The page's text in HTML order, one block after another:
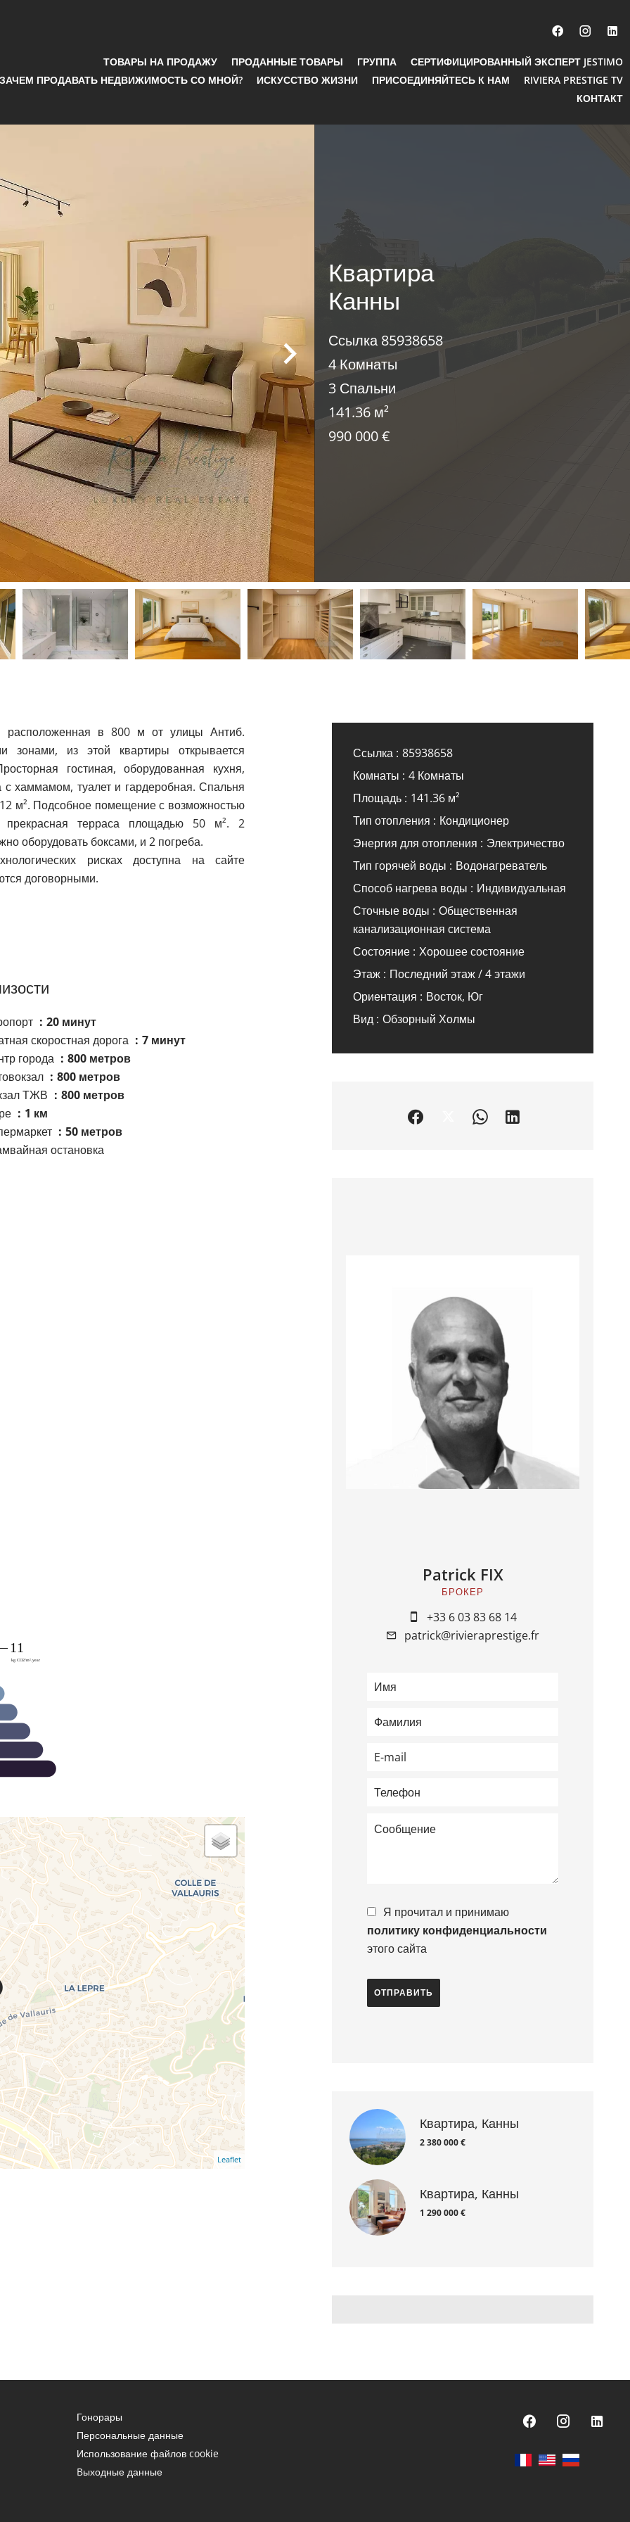
ТОВАРЫ НА ПРОДАЖУ ПРОДАННЫЕ ТОВАРЫ ГРУППА
СЕРТИФИЦИРОВАННЫЙ ЭКСПЕРТ JESTIMO
ЗАЧЕМ ПРОДАВАТЬ НЕДВИЖИМОСТЬ СО МНОЙ?
ИСКУССТВО ЖИЗНИ ПРИСОЕДИНЯЙТЕСЬ К НАМ
RIVIERA PRESTIGE TV
КОНТАКТ
Квартира
Канны
Ссылка 85938658
4 Комнаты
3 Спальни
141.36 м²
990 000 €
расположенная в 800 м от улицы Антиб.
зонами, из этой квартиры открывается
гостиная, оборудованная кухня,
хаммамом, туалет и гардеробная. Спальня
м². Подсобное помещение с возможностью
прекрасная терраса площадью 50 м². 2
оборудовать боксами, и 2 погреба.
рисках доступна на сайте
договорными.
20 минут
скоростная дорога
7 минут
города
800 метров
800 метров
ТЖВ
800 метров
1 км
50 метров
остановка
Leaflet
Ссылка 85938658
Комнаты
4 Комнаты
Площадь
141.36 м²
Тип отопления
Кондиционер
Энергия для отопления
Электричество
Тип горячей воды
Водонагреватель
Способ нагрева воды
Индивидуальная
Сточные воды
Общественная
канализационная система
Состояние Хорошее состояние
Этаж
Последний этаж / 4 этажи
Ориентация
Восток, Юг
Вид Обзорный Холмы
Patrick FIX
БРОКЕР
+33 6 03 83 68 14
patrick@rivieraprestige.fr
Я прочитал и принимаю
политику конфиденциальности
этого сайта
ОТПРАВИТЬ
Квартира, Канны
2 380 000 €
Квартира, Канны
1 290 000 €
Гонорары
Персональные данные
Использование файлов cookie
Bыходные данные